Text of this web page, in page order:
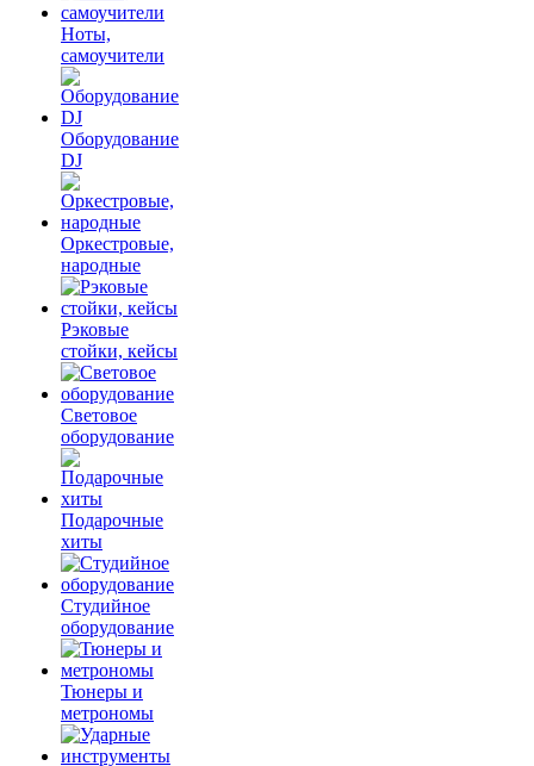
Ноты,
самоучители
Оборудование
DJ
Оркестровые,
народные
Рэковые
стойки, кейсы
Световое
оборудование
Подарочные
хиты
Студийное
оборудование
Тюнеры и
метрономы